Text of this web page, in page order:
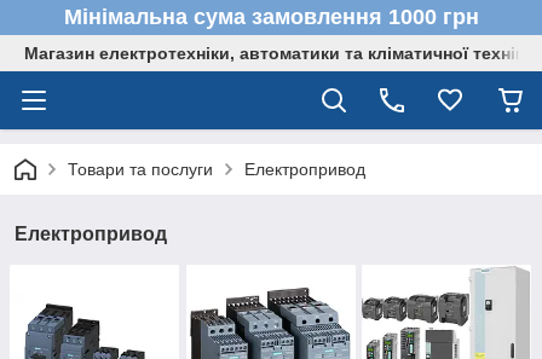
Мінімальна сума замовлення 1000 грн
Магазин електротехніки, автоматики та кліматичної техніки
Товари та послуги Електропривод
Електропривод